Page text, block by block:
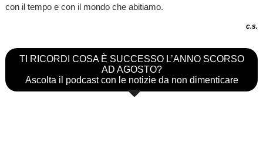
con il tempo e con il mondo che abitiamo.
c.s.
TI RICORDI COSA È SUCCESSO L’ANNO SCORSO
AD AGOSTO?
Ascolta il podcast con le notizie da non dimenticare